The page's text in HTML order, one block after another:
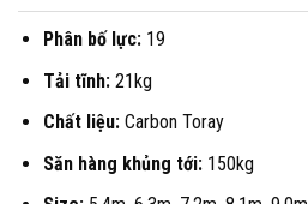
Phân bố lực:19
Tải tĩnh:21kg
Chất liệu:Carbon Toray
Săn hàng khủng tới:150kg